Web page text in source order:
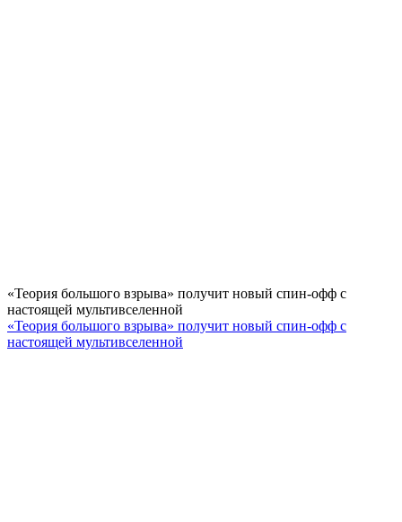
«Теория большого взрыва» получит новый спин-офф с
настоящей мультивселенной
«Теория большого взрыва» получит новый спин-офф с
настоящей мультивселенной